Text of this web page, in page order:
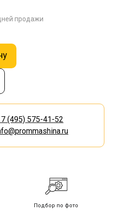
продажи
(495) 575-41-52
Подбор по фото